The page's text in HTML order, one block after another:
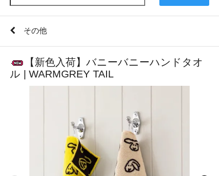
その他
【新色入荷】バニーバニーハンドタオ
ル | WARMGREY TAIL